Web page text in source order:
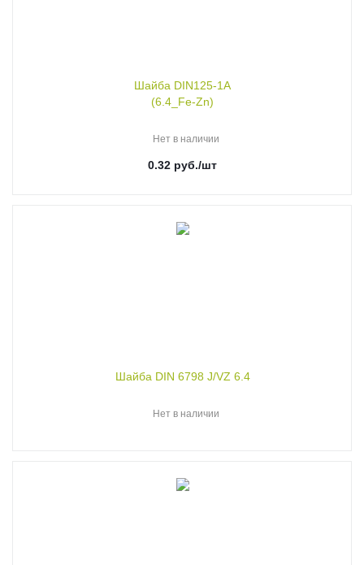
Шайба DIN125-1A
(6.4_Fe-Zn)
Нет в наличии
0.32 руб./шт
Шайба DIN 6798 J/VZ 6.4
Нет в наличии